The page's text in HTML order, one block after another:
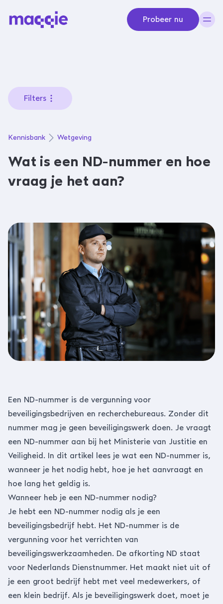
Probeer nu
Filters
Kennisbank Wetgeving
Wat is een ND-nummer en hoe
vraag je het aan?
Een ND-nummer is de vergunning voor
beveiligingsbedrijven en recherchebureaus. Zonder dit
nummer mag je geen beveiligingswerk doen. Je vraagt
een ND-nummer aan bij het Ministerie van Justitie en
Veiligheid. In dit artikel lees je wat een ND-nummer is,
wanneer je het nodig hebt, hoe je het aanvraagt en
hoe lang het geldig is.
Wanneer heb je een ND-nummer nodig?
Je hebt een ND-nummer nodig als je een
beveiligingsbedrijf hebt. Het ND-nummer is de
vergunning voor het verrichten van
beveiligingswerkzaamheden. De afkorting ND staat
voor Nederlands Dienstnummer. Het maakt niet uit of
je een groot bedrijf hebt met veel medewerkers, of
een klein bedrijf. Als je beveiligingswerk doet, moet je